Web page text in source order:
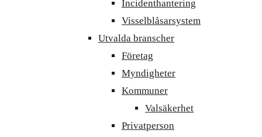
Incidenthantering
Visselblåsarsystem
Utvalda branscher
Företag
Myndigheter
Kommuner
Valsäkerhet
Privatperson